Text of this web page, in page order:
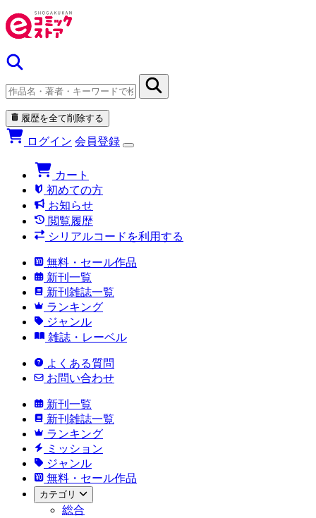
履歴を全て削除する
ログイン 会員登録
カート
初めての方
お知らせ
閲覧履歴
シリアルコードを利用する
無料・セール作品
新刊一覧
新刊雑誌一覧
ランキング
ジャンル
雑誌・レーベル
よくある質問
お問い合わせ
新刊一覧
新刊雑誌一覧
ランキング
ミッション
ジャンル
無料・セール作品
カテゴリ
総合